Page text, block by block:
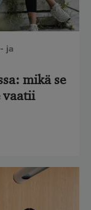
ja
mikä se
vaatii